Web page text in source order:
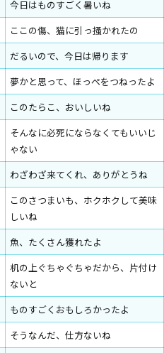
今日はものすごく暑いね
ここの傷、猫に引っ掻かれたの
だるいので、今日は帰ります
夢かと思って、ほっぺをつねったよ
このたらこ、おいしいね
そんなに必死にならなくてもいいじ
ゃない
わざわざ来てくれ、ありがとうね
このさつまいも、ホクホクして美味
しいね
魚、たくさん獲れたよ
机の上ぐちゃぐちゃだから、片付け
ないと
ものすごくおもしろかったよ
そうなんだ、仕方ないね